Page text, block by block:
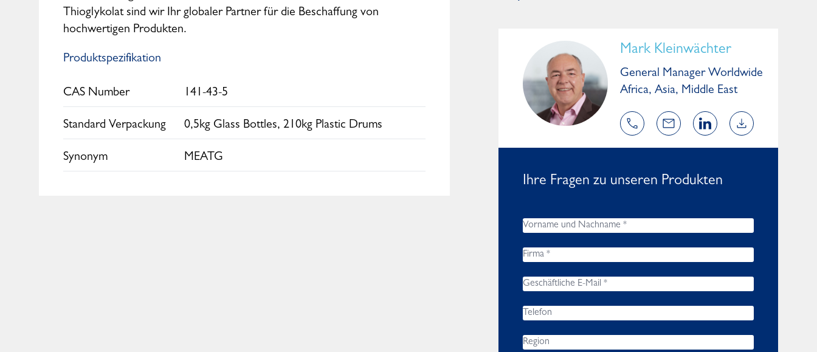
Thioglykolat sind wir Ihr globaler Partner für die Beschaffung von
hochwertigen Produkten.
Produktspezifikation
CAS Number 141-43-5
Standard Verpackung 0,5kg Glass Bottles, 210kg Plastic Drums
Synonym MEATG
Mark Kleinwächter
General Manager Worldwide
Africa, Asia, Middle East
Ihre Fragen zu unseren Produkten